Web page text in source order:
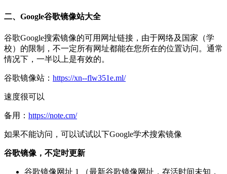
二、Google谷歌镜像站大全
谷歌Google搜索镜像的可用网址链接，由于网络及国家（学
校）的限制，不一定所有网址都能在您所在的位置访问。通常
情况下，一半以上是有效的。
谷歌镜像站： https://xn--flw351e.ml/
速度很可以
备用： https://note.cm/
如果不能访问，可以试试以下Google学术搜索镜像
谷歌镜像，不定时更新
谷歌镜像网址 1 （最新谷歌镜像网址，存活时间未知，